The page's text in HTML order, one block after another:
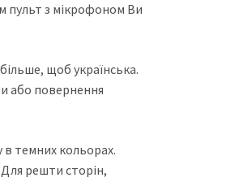
пульт з мікрофоном Ви
щоб українська.
або повернення
в темних кольорах.
решти сторін,